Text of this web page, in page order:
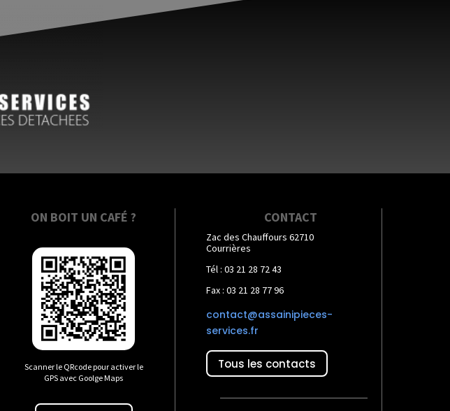
ON BOIT UN CAFÉ ?
Scanner le QRcode pour activer le
GPS avec Goolge Maps
CONTACT
Zac des Chauffours 62710
Courrières
Tél : 03 21 28 72 43
Fax : 03 21 28 77 96
contact@assainipieces-
services.fr
Tous les contacts